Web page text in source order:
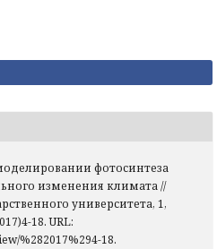
фотосинтеза
изменения климата //
университета, 1,
18. URL:
%282017%294-18.